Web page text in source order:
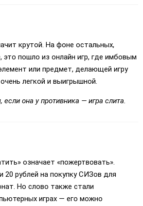
крутой. На фоне остальных,
пошло из онлайн игр, где имбовым
или предмет, делающей игру
легкой и выигрышной.
она у противника — игра слита.
означает «пожертвовать».
20 рублей на покупку СИЗов для
Но слово также стали
играх — его можно